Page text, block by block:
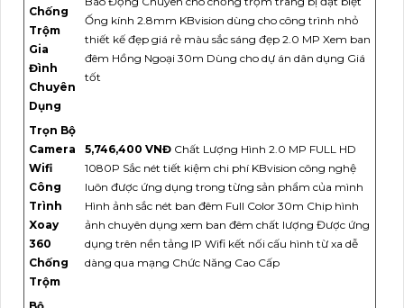
Chống
Trộm
Gia
Đình
Chuyên
Dụng
Ống kính 2.8mm KBvision dùng cho công trình nhỏ
thiết kế đẹp giá rẻ màu sắc sáng đẹp 2.0 MP Xem ban
đêm Hồng Ngoại 30m Dùng cho dự án dân dụng Giá
tốt
Trọn Bộ
Camera
Wifi
Công
Trình
Xoay
360
Chống
Trộm
5,746,400 VNĐ Chất Lượng Hình 2.0 MP FULL HD
1080P Sắc nét tiết kiệm chi phí KBvision công nghệ
luôn được ứng dụng trong từng sản phẩm của mình
Hình ảnh sắc nét ban đêm Full Color 30m Chip hình
ảnh chuyên dụng xem ban đêm chất lượng Được ứng
dụng trên nền tảng IP Wifi kết nối cấu hình từ xa dễ
dàng qua mạng Chức Năng Cao Cấp